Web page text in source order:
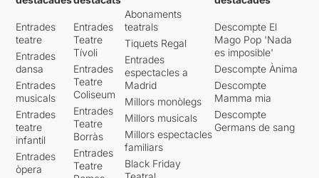
Entrades
teatre
Entrades
dansa
Entrades
musicals
Entrades
teatre
infantil
Entrades
òpera
Entrades
Teatre
Tívoli
Entrades
Teatre
Coliseum
Entrades
Teatre
Borràs
Entrades
Teatre
Abonaments
teatrals
Tiquets Regal
Entrades
espectacles a
Madrid
Millors monòlegs
Millors musicals
Millors espectacles
familiars
Black Friday
Descompte El
Mago Pop 'Nada
es imposible'
Descompte Ànima
Descompte
Mamma mia
Descompte
Germans de sang